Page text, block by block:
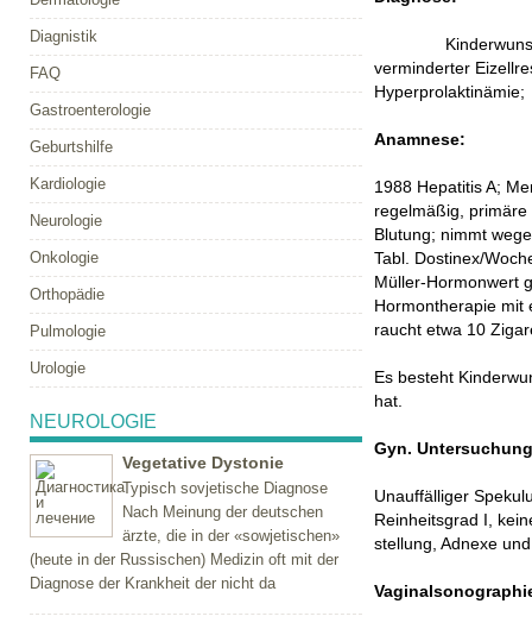
Diagnistik
FAQ
Gastroenterologie
Geburtshilfe
Kardiologie
Neurologie
Onkologie
Orthopädie
Pulmologie
Urologie
NEUROLOGIE
Vegetative Dystonie
Typisch sovjetische Diagnose
Nach Meinung der deutschen
ärzte, die in der «sowjetischen»
(heute in der Russischen) Medizin oft mit der
Diagnose der Krankheit der nicht da
verminderter
Hyperprolaktinämie;
Anamnese:
1988 Hepatitis A;
regelmäßig,
Blutung; nimmt
Tabl. Dostinex/
Müller-Hormonwert
Hormontherapie mit
raucht etwa 10
Es besteht
hat.
Gyn.
Unauffälliger
Reinheitsgrad I,
stellung, Adnexe